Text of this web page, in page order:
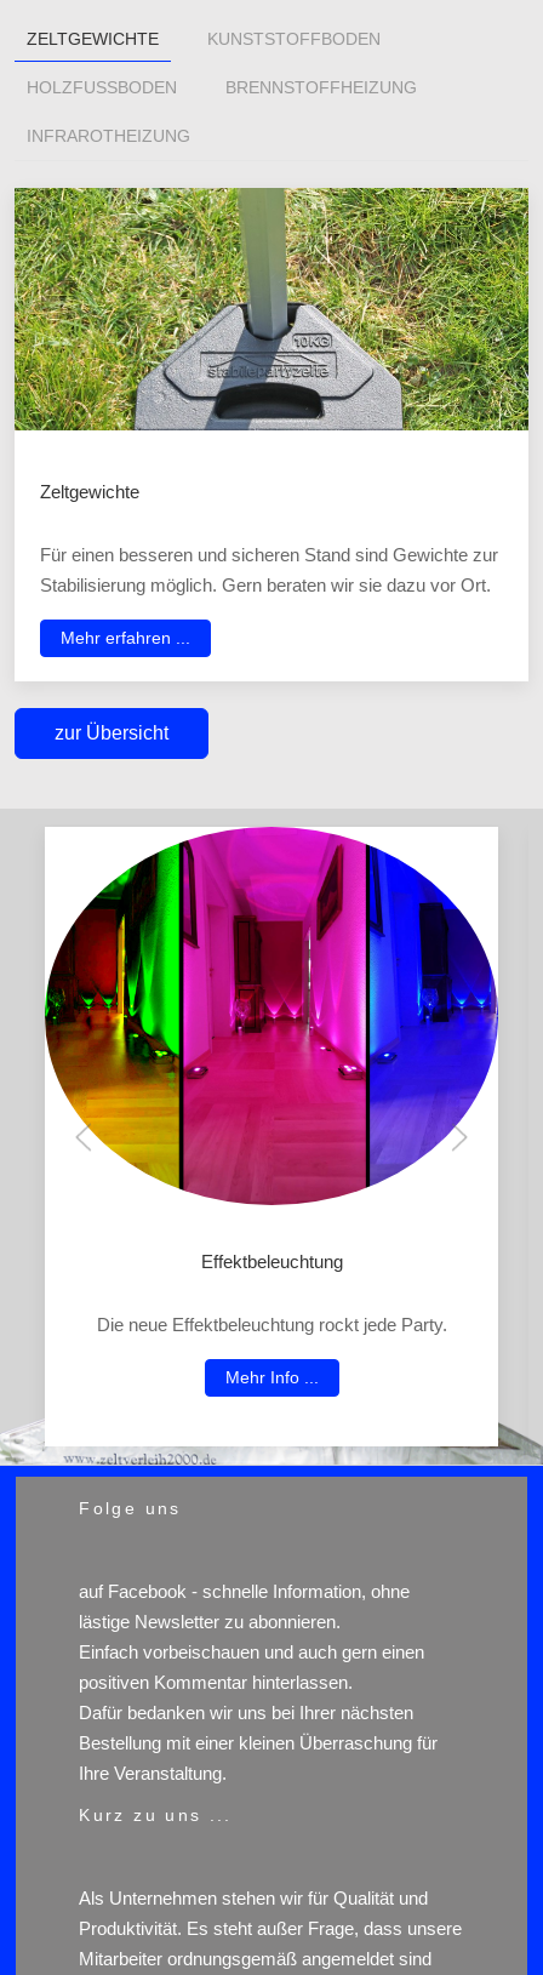
ZELTGEWICHTE KUNSTSTOFFBODEN
HOLZFUSSBODEN BRENNSTOFFHEIZUNG
INFRAROTHEIZUNG
Zeltgewichte
Für einen besseren und sicheren Stand sind Gewichte zur
Stabilisierung möglich. Gern beraten wir sie dazu vor Ort.
Mehr erfahren ...
zur Übersicht
Effektbeleuchtung
Die neue Effektbeleuchtung rockt jede Party.
Mehr Info ...
Folge uns
auf Facebook - schnelle Information, ohne
lästige Newsletter zu abonnieren.
Einfach vorbeischauen und auch gern einen
positiven Kommentar hinterlassen.
Dafür bedanken wir uns bei Ihrer nächsten
Bestellung mit einer kleinen Überraschung für
Ihre Veranstaltung.
Kurz zu uns ...
Als Unternehmen stehen wir für Qualität und
Produktivität. Es steht außer Frage, dass unsere
Mitarbeiter ordnungsgemäß angemeldet sind